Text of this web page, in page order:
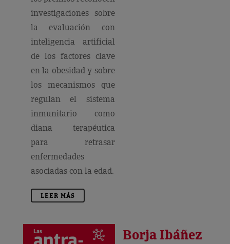
investigaciones sobre
la evaluación con
inteligencia artificial
de los factores clave
en la obesidad y sobre
los mecanismos que
regulan el sistema
inmunitario como
diana terapéutica
para retrasar
enfermedades
asociadas con la edad.
LEER MÁS
Borja Ibáñez